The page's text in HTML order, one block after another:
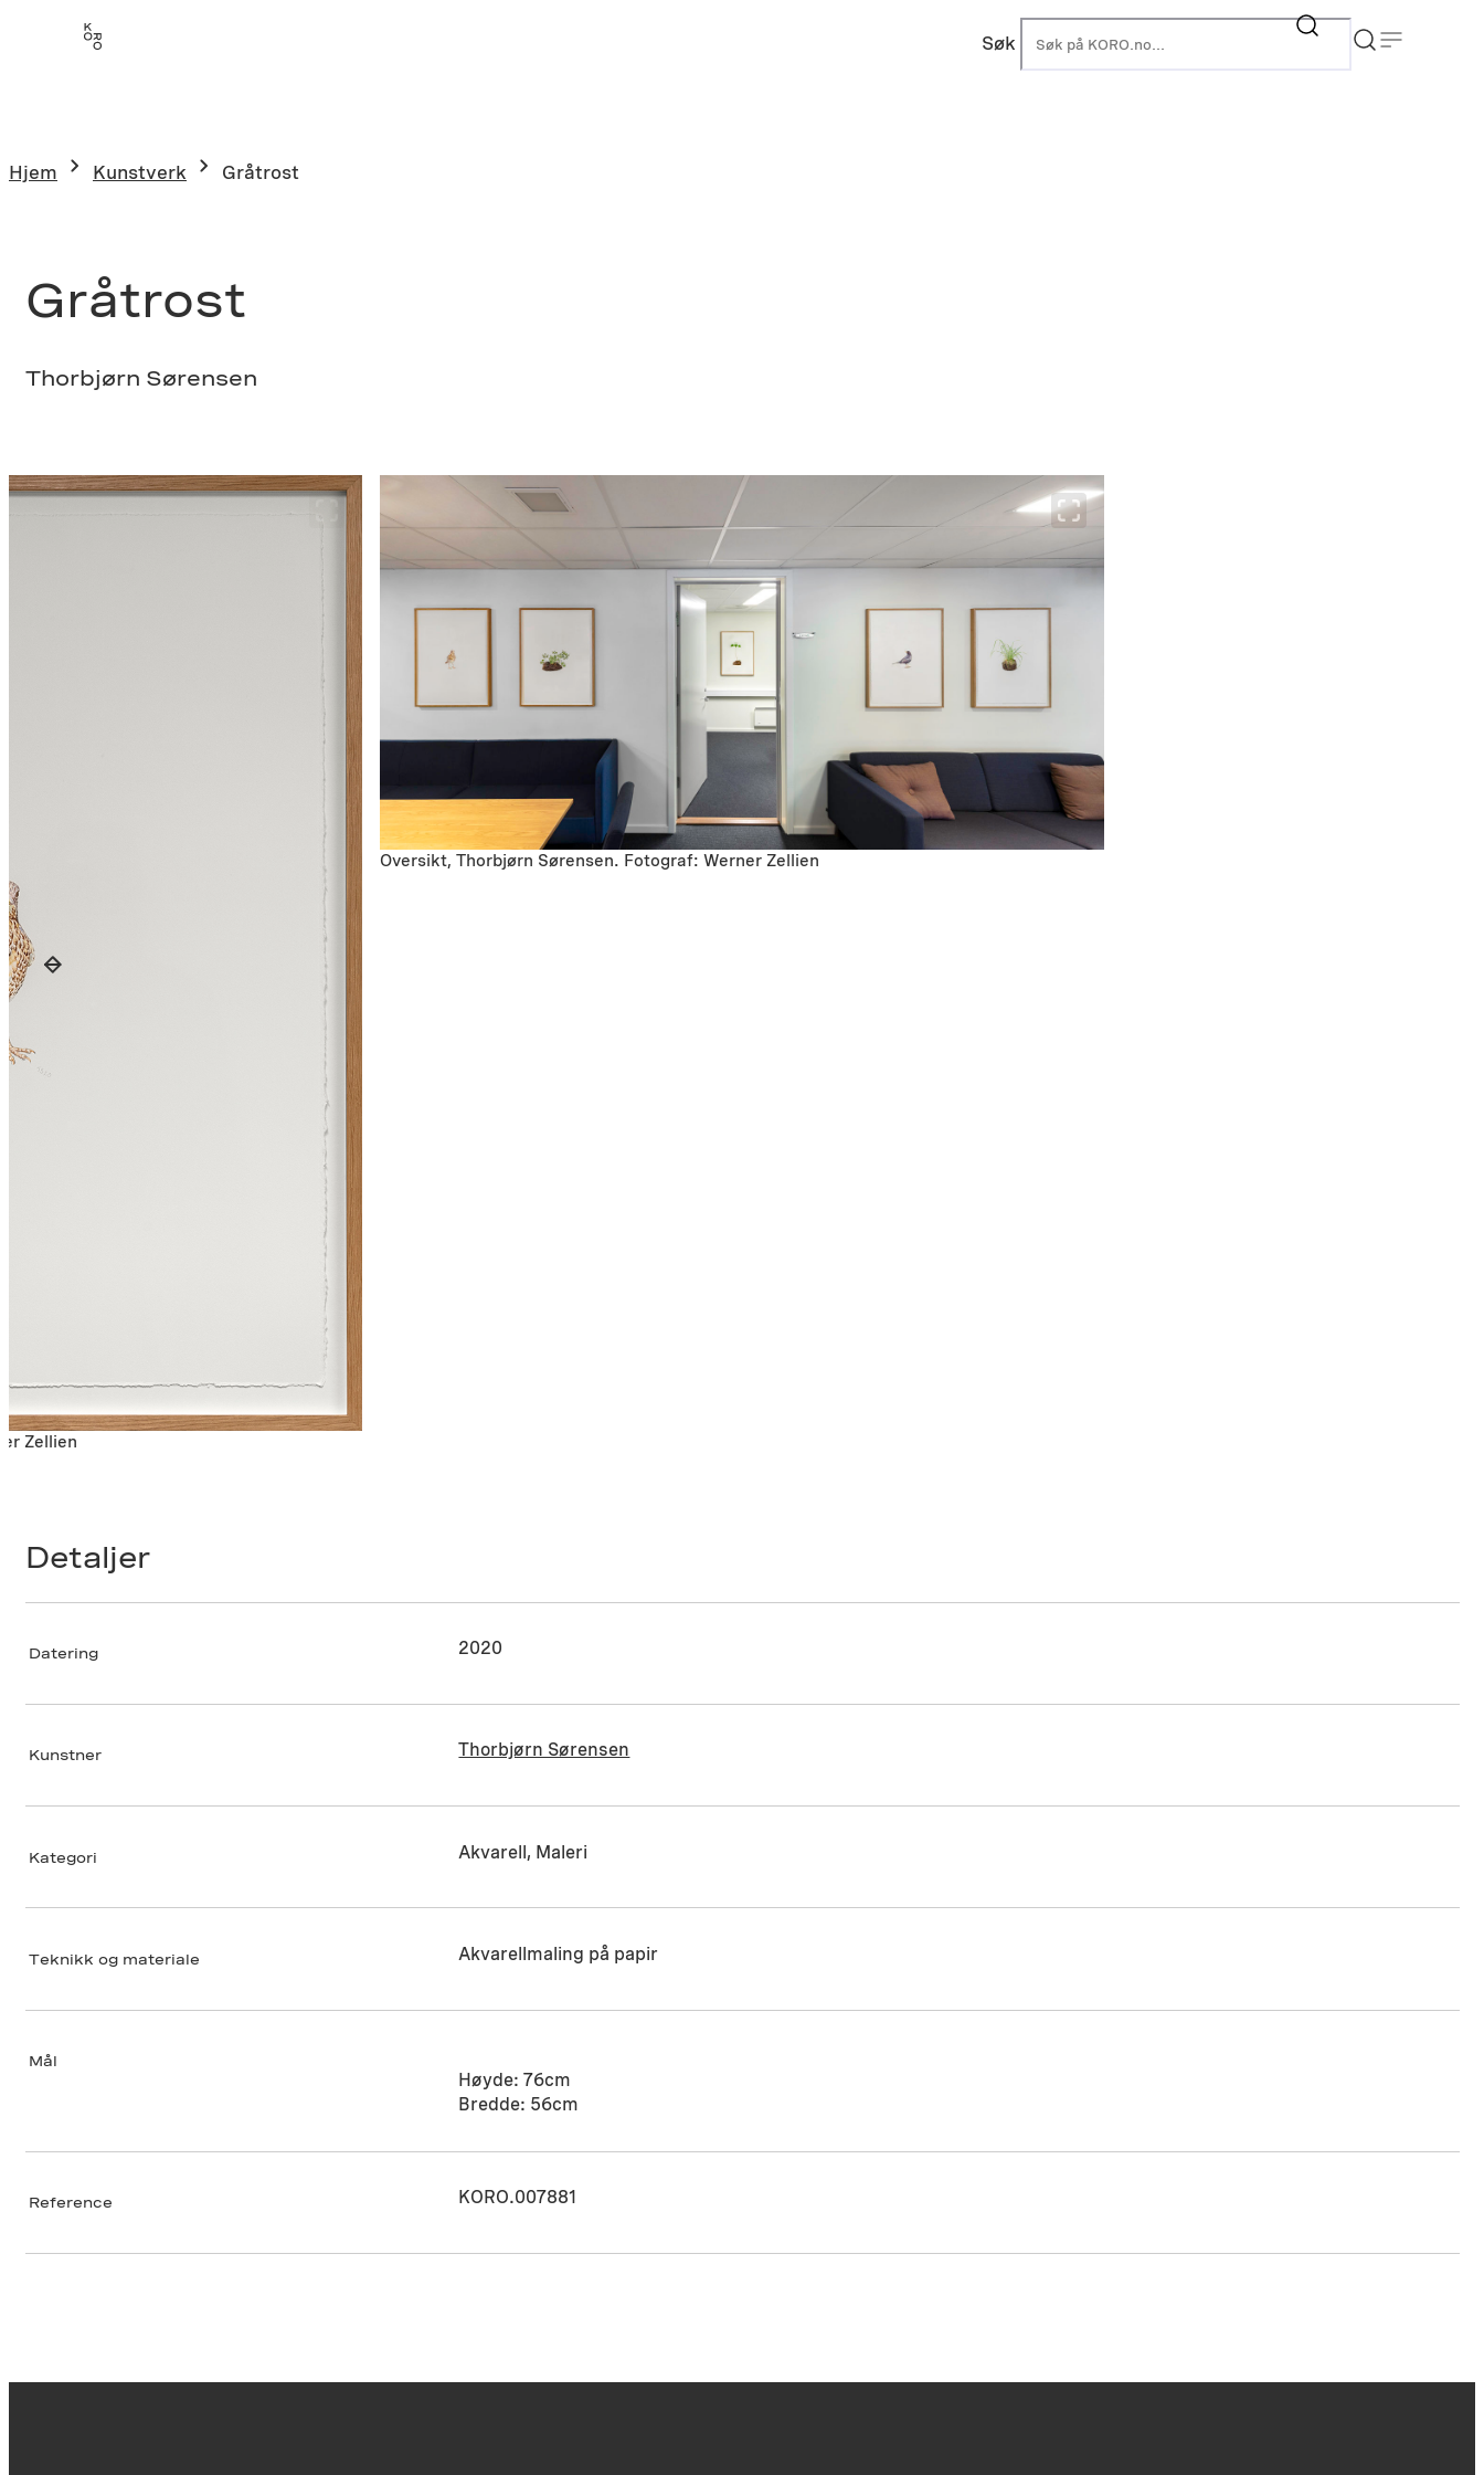
Søk
Hjem Kunstverk Gråtrost
Gråtrost
Thorbjørn Sørensen
Zellien
Oversikt, Thorbjørn Sørensen. Fotograf: Werner Zellien
Detaljer
Datering 2020
Kunstner Thorbjørn Sørensen
Kategori Akvarell, Maleri
Teknikk og materiale Akvarellmaling på papir
Mål
Høyde: 76cm
Bredde: 56cm
Reference KORO.007881